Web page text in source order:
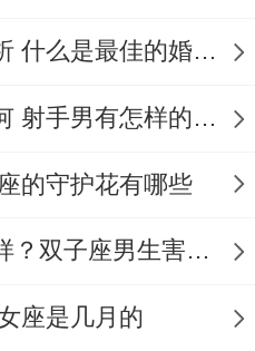
吉日辰时（7-9点）
寓意「五运相生」；
引明路」。是否存
决定;可效仿闽南传统
男女最佳婚配年龄分析 什么是最佳的婚配年龄吗
射手座的男生性格如何 射手男有怎样的性格
的守护花有哪些
双子座男生害羞会怎样？双子座男生害羞的表现 双子座男生害羞会怎么样
座是几月的